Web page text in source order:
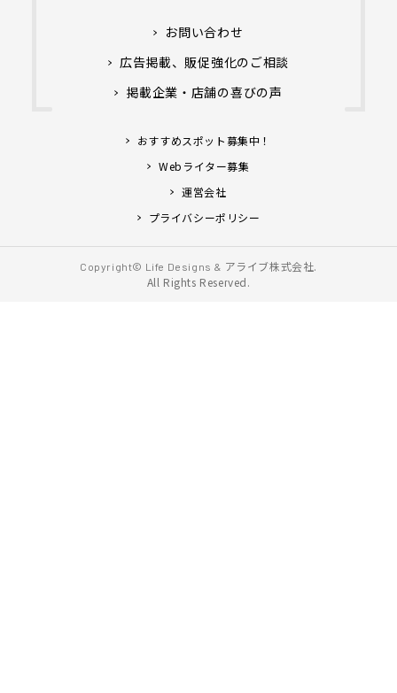
お問い合わせ
広告掲載、販促強化のご相談
掲載企業・店舗の喜びの声
おすすめスポット募集中！
Webライター募集
運営会社
プライバシーポリシー
Copyright© Life Designs & アライブ株式会社.
All Rights Reserved.